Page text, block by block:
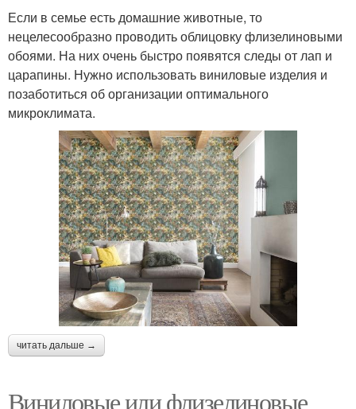
Если в семье есть домашние животные, то
нецелесообразно проводить облицовку флизелиновыми
обоями. На них очень быстро появятся следы от лап и
царапины. Нужно использовать виниловые изделия и
позаботиться об организации оптимального
микроклимата.
читать дальше →
Виниловые или флизелиновые